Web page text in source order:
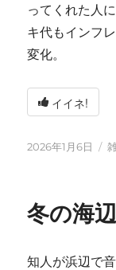
ってくれた人
キ代もインフ
変化。
イイネ!
投
2026年1月6日
ー
冬の海
知人が浜辺で